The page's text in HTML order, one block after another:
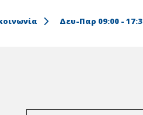
Δευ-Παρ 09:00 -